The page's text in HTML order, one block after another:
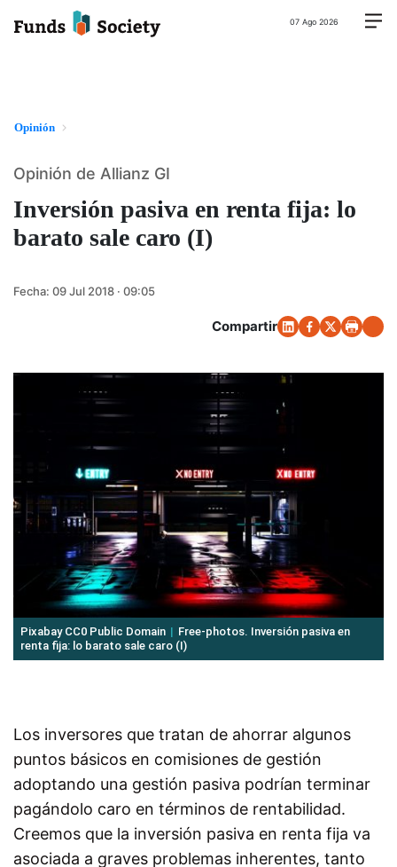
07 Ago 2026
Opinión
Inversión pasiva en renta fija: lo
barato sale caro (I)
Opinión de Allianz GI
Fecha: 09 Jul 2018 · 09:05
Compartir
Pixabay CC0 Public Domain
Free-photos. Inversión pasiva en
renta fija: lo barato sale caro (I)
Los inversores que tratan de ahorrar algunos
puntos básicos en comisiones de gestión
adoptando una gestión pasiva podrían terminar
pagándolo caro en términos de rentabilidad.
Creemos que la inversión pasiva en renta fija va
asociada a graves problemas inherentes, tanto